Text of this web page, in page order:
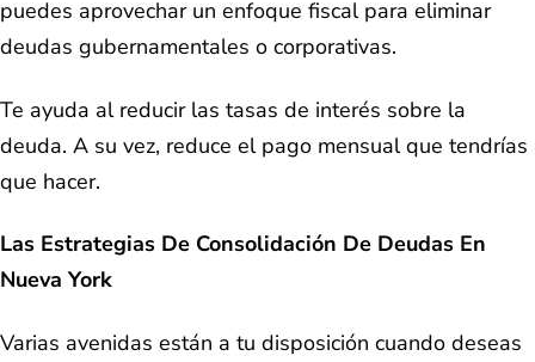
puedes aprovechar un enfoque fiscal para eliminar
deudas gubernamentales o corporativas.
Te ayuda al reducir las tasas de interés sobre la
deuda. A su vez, reduce el pago mensual que tendrías
que hacer.
Las Estrategias De Consolidación De Deudas En
Nueva York
Varias avenidas están a tu disposición cuando deseas